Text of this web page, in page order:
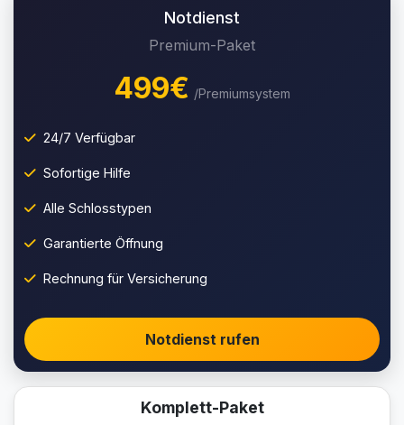
Notdienst
Premium-Paket
499€ /Premiumsystem
24/7 Verfügbar
Sofortige Hilfe
Alle Schlosstypen
Garantierte Öffnung
Rechnung für Versicherung
Notdienst rufen
Komplett-Paket